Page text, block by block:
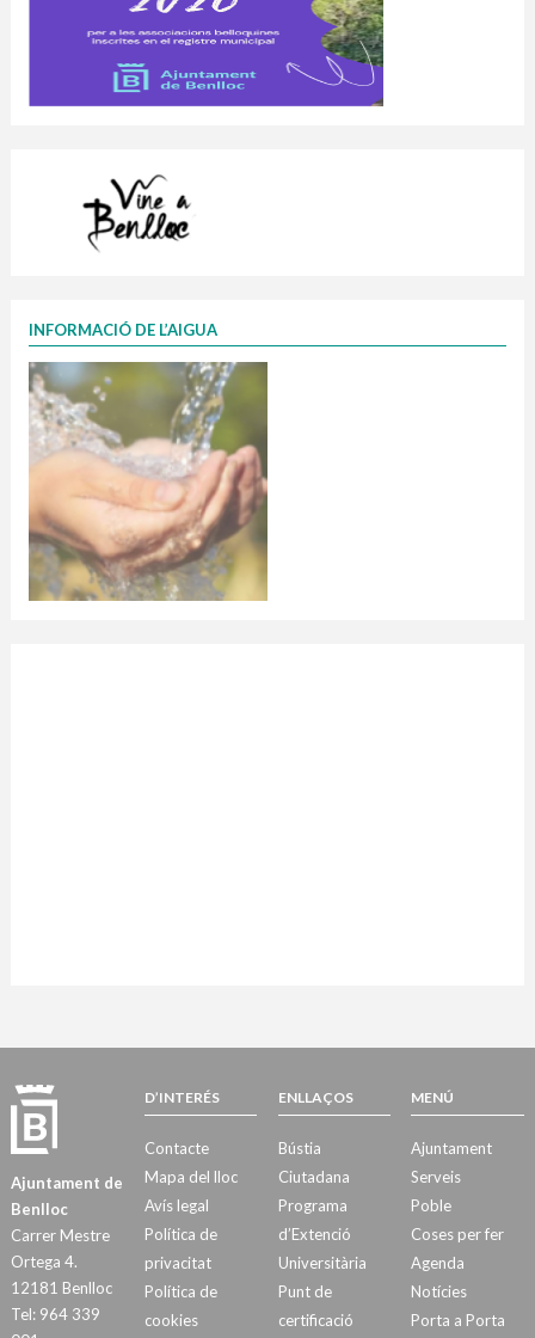
INFORMACIÓ DE L’AIGUA
Ajuntament de
Benlloc
Carrer Mestre
Ortega 4.
12181 Benlloc
Tel: 964 339
D’INTERÉS
Contacte
Mapa del lloc
Avís legal
Política de
privacitat
Política de
cookies
ENLLAÇOS
Bústia
Ciutadana
Programa
d’Extenció
Universitària
Punt de
certificació
MENÚ
Ajuntament
Serveis
Poble
Coses per fer
Agenda
Notícies
Porta a Porta